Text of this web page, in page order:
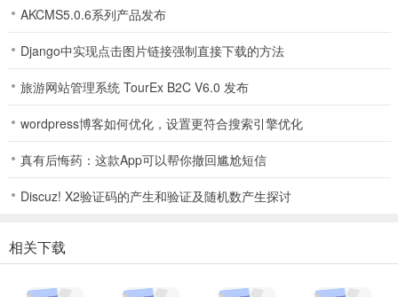
AKCMS5.0.6系列产品发布
Django中实现点击图片链接强制直接下载的方法
旅游网站管理系统 TourEx B2C V6.0 发布
wordpress博客如何优化，设置更符合搜索引擎优化
真有后悔药：这款App可以帮你撤回尴尬短信
Discuz! X2验证码的产生和验证及随机数产生探讨
相关下载